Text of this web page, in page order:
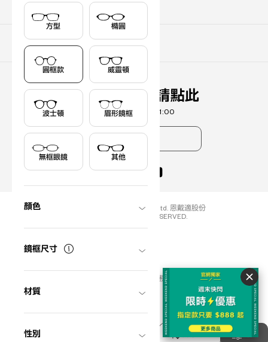
排序方式 分類
方型 橢圓
圓框款 威靈頓
波士頓 眉形鏡框
無框眼鏡 其他
顏色
鏡框尺寸
材質
性別
初次使用者
聯絡線上客服請點此
服務時間 11:00 - 21:00
常見問題
COPYRIGHT (C) OWNDAYS co., ltd. 恩戴適股份
有限公司 ALL RIGHTS RESERVED.
會員服務使用規範